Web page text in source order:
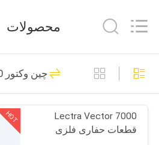
صفحه
اصلی
محصولات
EQUIPMENT
CO.,LTD.
Reserved.
قطعات برش
156
محصولات
چین وکتور 7000
HOT
Lectra Vector 7000
قطعات حفاری فلزی